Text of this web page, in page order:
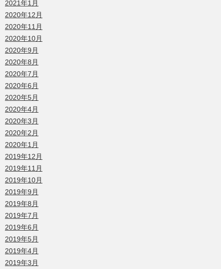
2021年1月
2020年12月
2020年11月
2020年10月
2020年9月
2020年8月
2020年7月
2020年6月
2020年5月
2020年4月
2020年3月
2020年2月
2020年1月
2019年12月
2019年11月
2019年10月
2019年9月
2019年8月
2019年7月
2019年6月
2019年5月
2019年4月
2019年3月